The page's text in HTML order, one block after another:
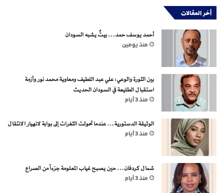
أخر المقالات
أحمد يوسف حمد… بيتٌ يشبه السودان
منذ يومين
بين الثورة والوعي: علي عبد اللطيف ومعاوية محمد نور وأزمة
استقبال الطليعة في السودان الحديث
منذ 3 أيام
الوثيقة الدستورية… عندما تحولت الثغرات إلى بوابة لانهيار الانتقال
منذ 3 أيام
شمال كردفان… حين يصبح غياب المعلومة جزءاً من الصراع
منذ 3 أيام